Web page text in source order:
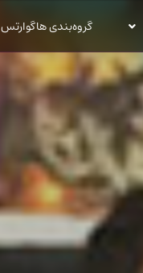
گروه‌بندی هاگوارتس